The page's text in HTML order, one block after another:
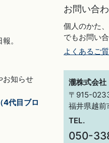
。
お知らせ
代目ブロ
お問い合
個人のかた
でもお問い
よくあるご
瀧株式会社
〒915-
福井県越
TEL.
050-